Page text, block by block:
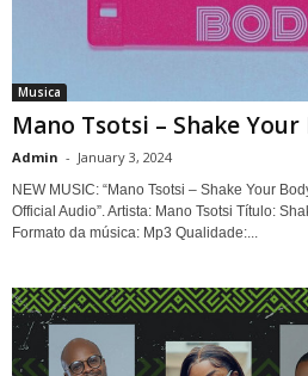
Musica
Mano Tsotsi – Shake Your
Admin - January 3, 2024
NEW MUSIC: “Mano Tsotsi – Shake Your
Official Audio”. Artista: Mano Tsotsi Título:
Formato da música: Mp3 Qualidade:...